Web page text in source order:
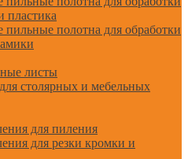
пластика
пильные полотна для обработки
листы
столярных и мебельных
для пиления
для резки кромки и